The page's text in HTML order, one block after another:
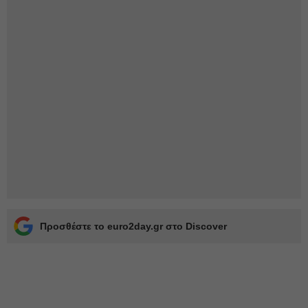
Προσθέστε το euro2day.gr στο Discover